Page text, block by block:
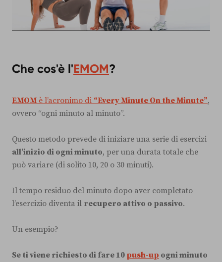
Che cos'è l'EMOM?
EMOM è l’acronimo di “Every Minute On the Minute”,
ovvero “ogni minuto al minuto”.
Questo metodo prevede di iniziare una serie di esercizi
all’inizio di ogni minuto, per una durata totale che
può variare (di solito 10, 20 o 30 minuti).
Il tempo residuo del minuto dopo aver completato
l’esercizio diventa il recupero attivo o passivo.
Un esempio?
Se ti viene richiesto di fare 10 push-up ogni minuto